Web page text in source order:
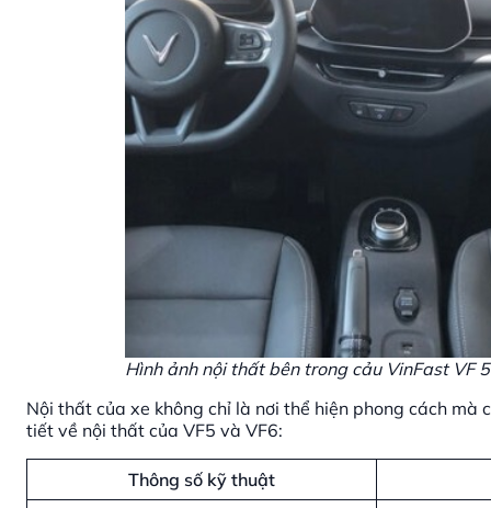
Hình ảnh nội thất bên trong cảu VinFast VF
Nội thất của xe không chỉ là nơi thể hiện phong cách
tiết về nội thất của VF5 và VF6:
Thông số kỹ thuật